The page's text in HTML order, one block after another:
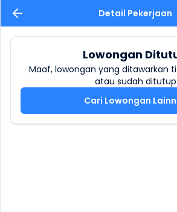
Detail Pekerjaan
Lowongan
Maaf, lowongan yang ditawarkan
atau sudah ditutup
Cari Lowongan